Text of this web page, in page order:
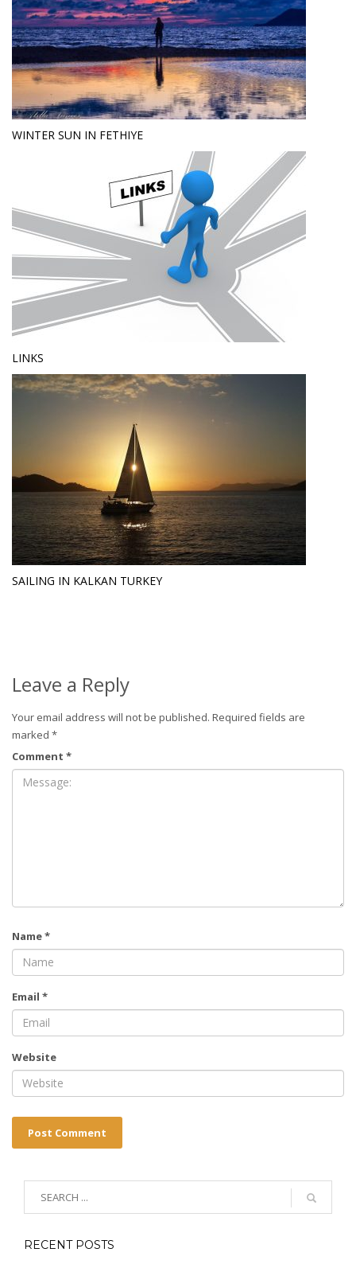
WINTER SUN IN FETHIYE
LINKS
SAILING IN KALKAN TURKEY
Leave a Reply
Your email address will not be published. Required fields are
marked *
Comment *
Name*
Email *
Website
RECENT POSTS